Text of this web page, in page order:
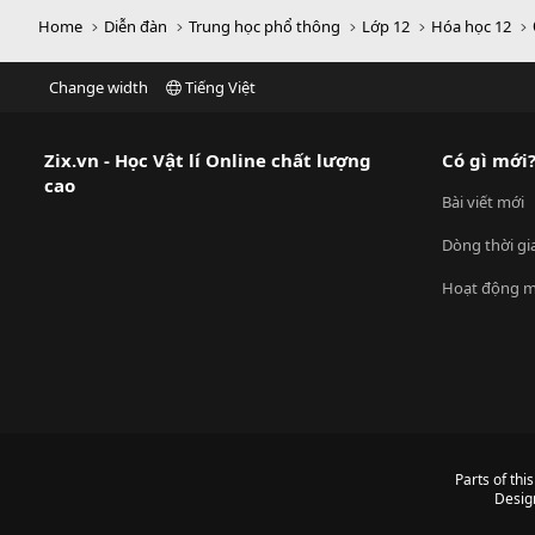
Home Diễn đàn Trung học phổ thông Lớp 12 Hóa học 12
Change width Tiếng Việt
Zix.vn - Học Vật lí Online chất lượng
cao
Có gì mới?
Bài viết mới
Dòng thời
Hoạt động
Parts of